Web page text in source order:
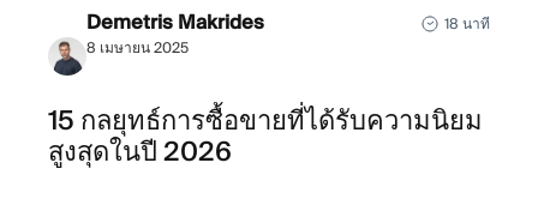
Demetris Makrides
8 เมษายน 2025
18 นาที
15 กลยุทธ์การซื้อขายที่ได้รับความนิยม
สูงสุดในปี 2026